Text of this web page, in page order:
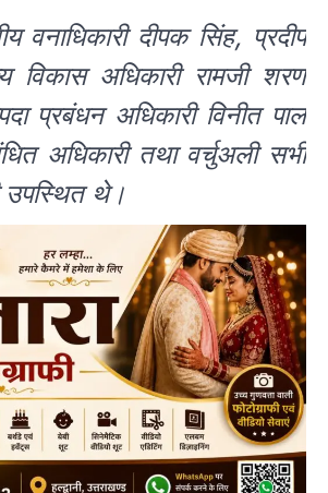
वनाधिकारी दीपक सिंह, प्रदीप
विकास अधिकारी रामजी शरण
प्रबंधन अधिकारी विनीत पाल
अधिकारी तथा वर्चुअली सभी
उपस्थित थे।